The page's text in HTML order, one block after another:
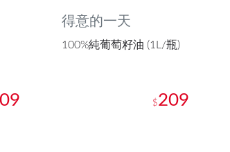
得意的一天
100%純葡萄籽油 (1L/瓶)
$209